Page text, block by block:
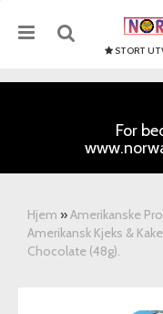
STORT
For
Hjem »Amerikanske
Amerikansk Kjeks &
Chocolate (48g).